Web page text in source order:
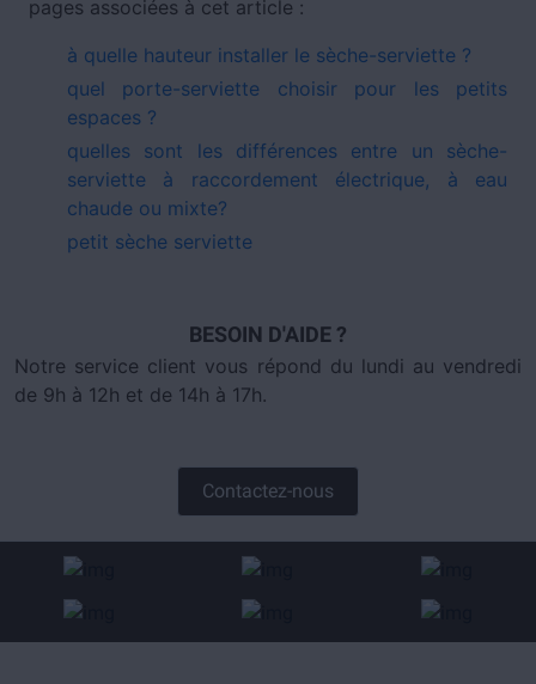
pages associées à cet article :
à quelle hauteur installer le sèche-serviette ?
quel porte-serviette choisir pour les petits
espaces ?
quelles sont les différences entre un sèche-
serviette à raccordement électrique, à eau
chaude ou mixte?
petit sèche serviette
BESOIN D'AIDE ?
Notre service client vous répond du lundi au vendredi
de 9h à 12h et de 14h à 17h.
Contactez-nous